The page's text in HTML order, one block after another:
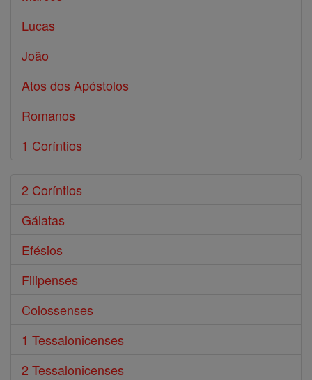
Lucas
João
Atos dos Apóstolos
Romanos
1 Coríntios
2 Coríntios
Gálatas
Efésios
Filipenses
Colossenses
1 Tessalonicenses
2 Tessalonicenses